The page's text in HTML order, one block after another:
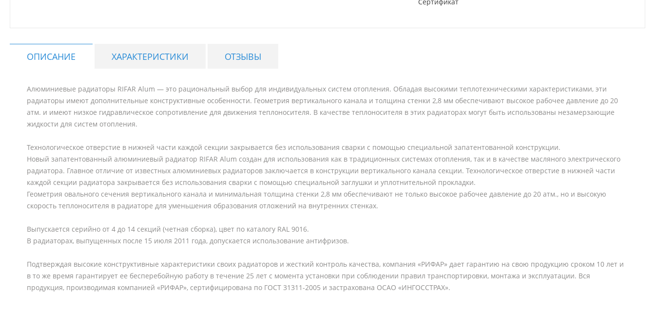
Сертификат
ОПИСАНИЕ ХАРАКТЕРИСТИКИ ОТЗЫВЫ
Алюминиевые радиаторы RIFAR Alum — это рациональный выбор для индивидуальных систем отопления. Обладая высокими теплотехническими характеристиками, эти
радиаторы имеют дополнительные конструктивные особенности. Геометрия вертикального канала и толщина стенки 2,8 мм обеспечивают высокое рабочее давление до 20
атм. и имеют низкое гидравлическое сопротивление для движения теплоносителя. В качестве теплоносителя в этих радиаторах могут быть использованы незамерзающие
жидкости для систем отопления.
Технологическое отверстие в нижней части каждой секции закрывается без использования сварки с помощью специальной запатентованной конструкции.
Новый запатентованный алюминиевый радиатор RIFAR Alum создан для использования как в традиционных системах отопления, так и в качестве масляного электрического
радиатора. Главное отличие от известных алюминиевых радиаторов заключается в конструкции вертикального канала секции. Технологическое отверстие в нижней части
каждой секции радиатора закрывается без использования сварки с помощью специальной заглушки и уплотнительной прокладки.
Геометрия овального сечения вертикального канала и минимальная толщина стенки 2,8 мм обеспечивают не только высокое рабочее давление до 20 атм., но и высокую
скорость теплоносителя в радиаторе для уменьшения образования отложений на внутренних стенках.
Выпускается серийно от 4 до 14 секций (четная сборка), цвет по каталогу RAL 9016.
В радиаторах, выпущенных после 15 июля 2011 года, допускается использование антифризов.
Подтверждая высокие конструктивные характеристики своих радиаторов и жесткий контроль качества, компания «РИФАР» дает гарантию на свою продукцию сроком 10 лет и
в то же время гарантирует ее бесперебойную работу в течение 25 лет с момента установки при соблюдении правил транспортировки, монтажа и эксплуатации. Вся
продукция, производимая компанией «РИФАР», сертифицирована по ГОСТ 31311-2005 и застрахована ОСАО «ИНГОССТРАХ».